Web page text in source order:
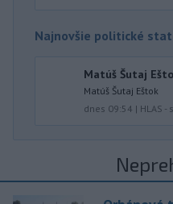
Najnovšie politické
Matúš Šutaj
Matúš Šutaj Eštok
dnes 09:54 | HLAS